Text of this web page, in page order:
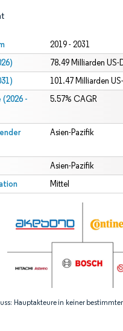
2019 - 2031
78.49 Milliarden US-
101.47 Milliarden
-
5.57% CAGR
Asien-Pazifik
Asien-Pazifik
Mittel
Hauptakteure in keiner
Wiederverwendung erfordert